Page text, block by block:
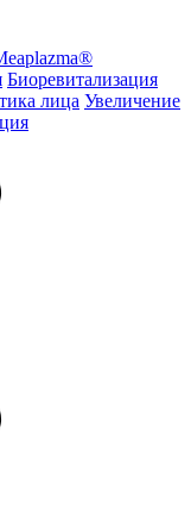
Биоревитализация
лица Увеличение